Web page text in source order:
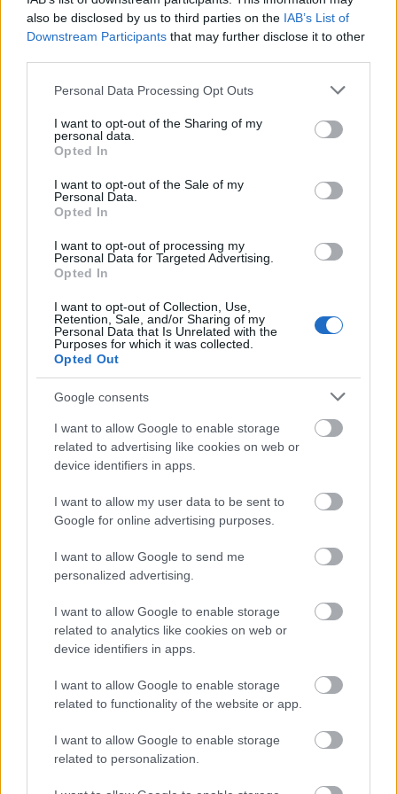
also be disclosed by us to third parties on the IAB’s List of
Downstream Participants that may further disclose it to other
Please note that this website/app uses one or more Google
not limited to your visit or usage behaviour. You may click to
grant or deny consent to Google and its third-party tags to
use your data for below specified purposes in below Google
consent section.
Personal Data Processing Opt Outs
I want to opt-out of the Sharing of my
personal data.
Opted In
I want to opt-out of the Sale of my
Personal Data.
Opted In
I want to opt-out of processing my
Personal Data for Targeted Advertising.
Opted In
I want to opt-out of Collection, Use,
Retention, Sale, and/or Sharing of my
Personal Data that Is Unrelated with the
Purposes for which it was collected.
Opted Out
Google consents
I want to allow Google to enable storage
related to advertising like cookies on web or
device identifiers in apps.
I want to allow my user data to be sent to
Google for online advertising purposes.
I want to allow Google to send me
personalized advertising.
I want to allow Google to enable storage
related to analytics like cookies on web or
device identifiers in apps.
I want to allow Google to enable storage
related to functionality of the website or app.
I want to allow Google to enable storage
related to personalization.
Kompozycja podkreśla świeże, kolorowe i zdrowe
składniki, starannie ułożone warstwami wewnątrz
oświetlone delikatnym, naturalnym światłem, które
podkreśla świeżość i wyrazistą teksturę każdego
składnika, zachowując jednocześnie czystą i
nowoczesną estetykę kulinarną. Niewielka głębia
fotografii kulinarnej, utrzymując ostrość przednich
tortilli i delikatnie rozmywając elementy tła.
Sałatkowe wrapy ułożone są ukośnie na drewnianej
desce, tworząc dynamiczną kompozycję, która
naturalnie przyciąga wzrok widza z pierwszego
planu na drugi. Każdy wrap jest hojnie wypełniony
wyrazistą kombinacją zdrowych składników.
Nadzienie obejmuje złocistobrązowe, przyprawione
okruszki tofu z lekko chrupiącą skórką, drobno
poszatkowaną czerwoną kapustę, cienkie paski
marchewki, pokrojoną w kostkę czerwoną paprykę,
kawałki kremowego awokado, pokrojoną dymkę i
posypane nasiona sezamu. Różnorodność kolorów
tworzy uderzający kontrast z intensywnie zielonymi
odżywcze.
Sama sałata wydaje się chrupiąca i nawodniona, z
widoczną teksturą i delikatnymi fałdami, które
naturalnie otulają nadzienie. Jasnozielony kolor liści
orzeźwiającego efektu wizualnego zdjęcia.
Nadzienia są umiejętnie ułożone warstwami, aby
zapewnić wizualną głębię i obfitość, dzięki czemu
pożywne. Drobne detale, takie jak nasiona sezamu,
posiekane zioła i błyszczące powierzchnie warzyw,
dotykowych.
W tle, lekko rozmyta, stoi mała miseczka kremowego